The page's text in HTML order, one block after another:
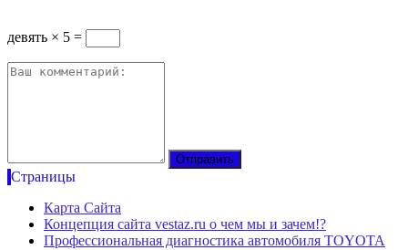
девять × 5 =
Страницы
Карта Сайта
Концепция сайта vestaz.ru о чем мы и зачем!?
Профессиональная диагностика автомобиля TOYOTA